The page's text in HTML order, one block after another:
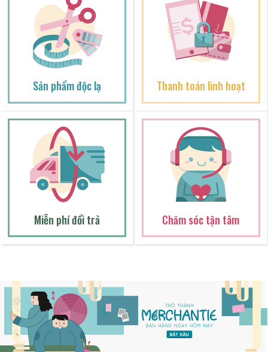
Sản phẩm độc lạ Thanh toán linh hoạt
Miễn phí đổi trả Chăm sóc tận tâm